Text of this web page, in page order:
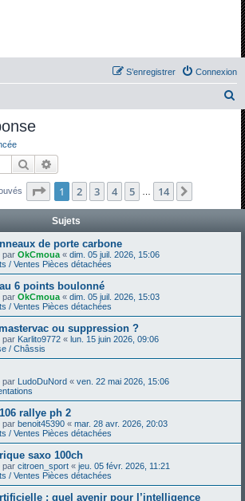
Connexion
S’enregistrer
c
Rechercher
Page 1sur14
1 2 3 4 5 14
Sujets
de porte carbone
par OkCmoua « dim. 05 juil. 2026, 15:06
/ Ventes Pièces détachées
6 points boulonné
par OkCmoua « dim. 05 juil. 2026, 15:03
/ Ventes Pièces détachées
ou suppression ?
par Karlito9772 « lun. 15 juin 2026, 09:06
/ Châssis
par LudoDuNord « ven. 22 mai 2026, 15:06
rallye ph 2
par benoit45390 « mar. 28 avr. 2026, 20:03
/ Ventes Pièces détachées
saxo 100ch
par citroen_sport « jeu. 05 févr. 2026, 11:21
/ Ventes Pièces détachées
: quel avenir pour l’intelligence